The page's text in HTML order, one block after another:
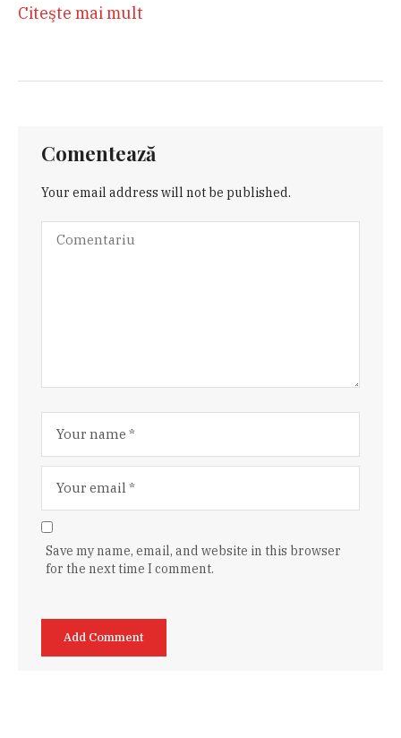
Citeşte mai mult
Comentează
Your email address will not be published.
Save my name, email, and website in this browser
for the next time I comment.